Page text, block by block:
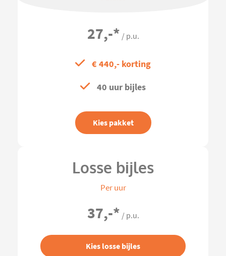
27,-* / p.u.
€ 440,- korting
40 uur bijles
Kies pakket
Losse bijles
Per uur
37,-* / p.u.
Kies losse bijles